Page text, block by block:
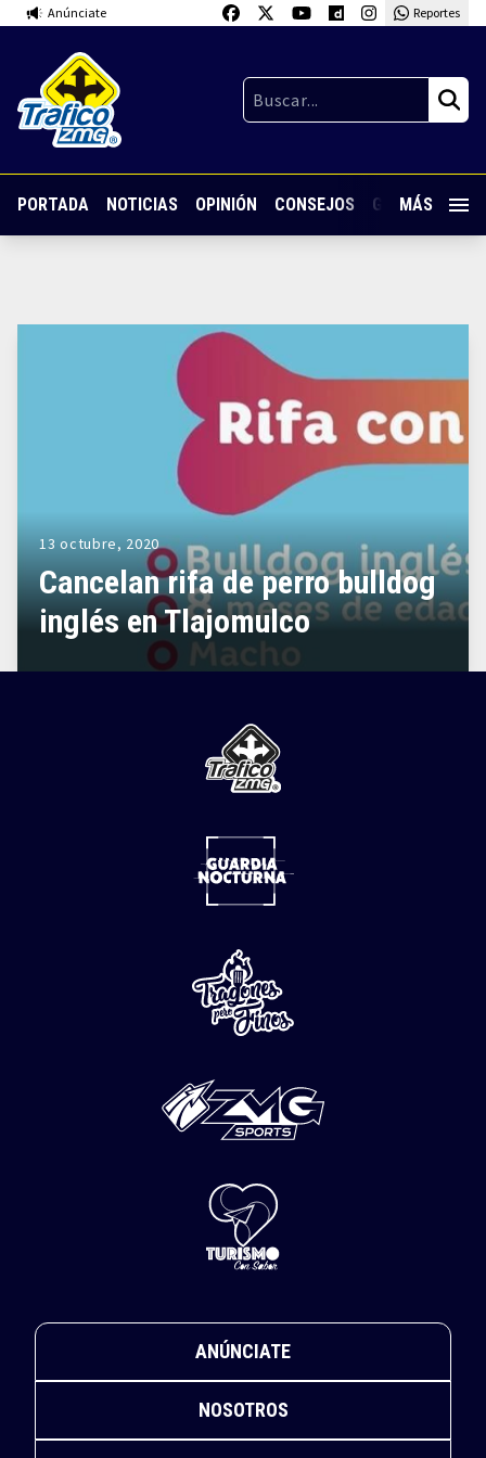
Anúnciate Reportes
PORTADA NOTICIAS OPINIÓN CONSEJOS GUARDIA
MÁS
13 octubre, 2020
Cancelan rifa de perro bulldog
inglés en Tlajomulco
ANÚNCIATE
NOSOTROS